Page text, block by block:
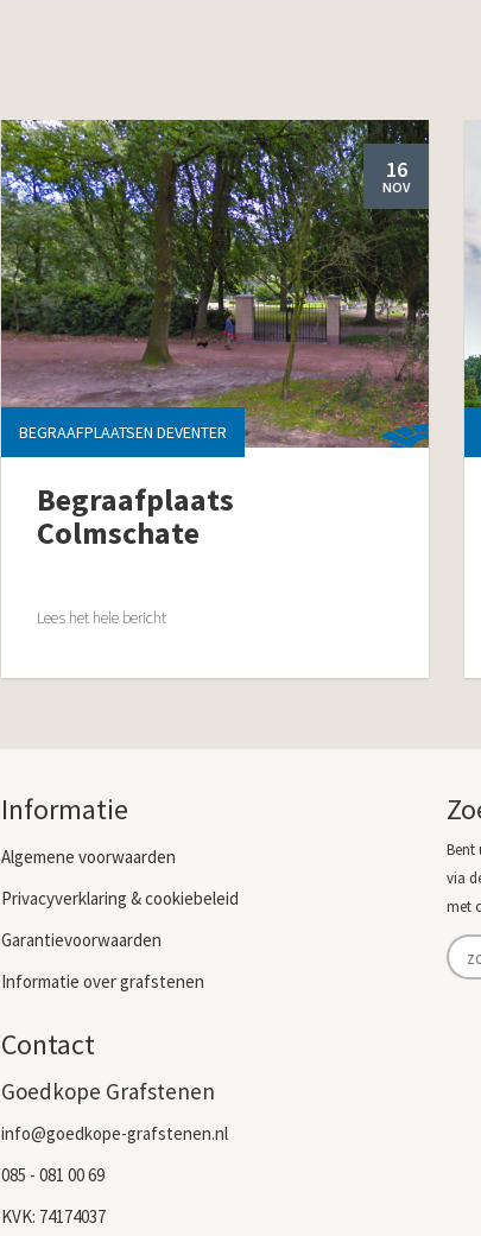
16
NOV
BEGRAAFPLAATSEN DEVENTER
Begraafplaats
Colmschate
Lees het hele bericht
Informatie
Algemene voorwaarden
Privacyverklaring & cookiebeleid
Garantievoorwaarden
Informatie over grafstenen
Contact
Goedkope Grafstenen
info@goedkope-grafstenen.nl
085 - 081 00 69
KVK: 74174037
Bent
via
met